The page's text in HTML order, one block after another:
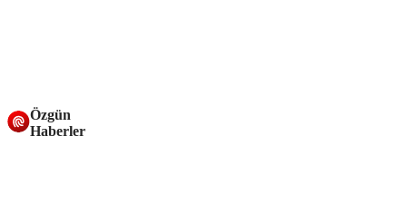
Özgün
Haberler